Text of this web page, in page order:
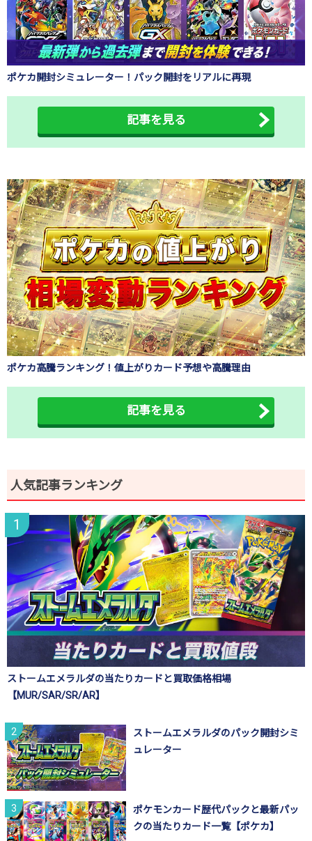
ポケカ開封シミュレーター！パック開封をリアルに再現
記事を見る
ポケカ高騰ランキング！値上がりカード予想や高騰理由
記事を見る
人気記事ランキング
ストームエメラルダの当たりカードと買取価格相場
【MUR/SAR/SR/AR】
ストームエメラルダのパック開封シミ
ュレーター
ポケモンカード歴代パックと最新パッ
クの当たりカード一覧【ポケカ】